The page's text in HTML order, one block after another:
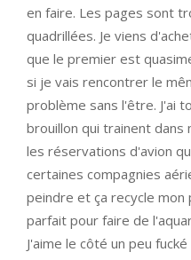
en faire. Les pages sont
quadrillées. Je viens
que le premier est
si je vais rencontrer le
problème sans l'être. J'ai
brouillon qui trainent dans
les réservations d'avion
certaines compagnies
peindre et ça recycle mon
parfait pour faire de
J'aime le côté un peu